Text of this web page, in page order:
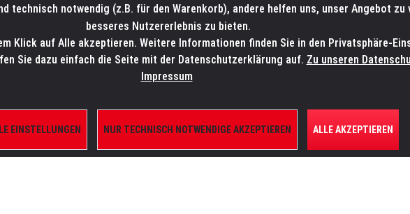
SALES-HOTLINE: +49 5451 5900-800 24/7: sales@lmp.de SERVICE-
SHOP MARKEN AKTUELLES SERVICE ÜBER UNS
technisch notwendig (z.B. für den Warenkorb), andere helfen uns, unser Angebot zu
besseres Nutzererlebnis zu bieten.
Klick auf Alle akzeptieren. Weitere Informationen finden Sie in den Privatsphäre-
Sie dazu einfach die Seite mit der Datenschutzerklärung auf. Zu unseren
Impressum
EINSTELLUNGEN NUR TECHNISCH NOTWENDIGE AKZEPTIEREN ALLE AKZEPTIEREN